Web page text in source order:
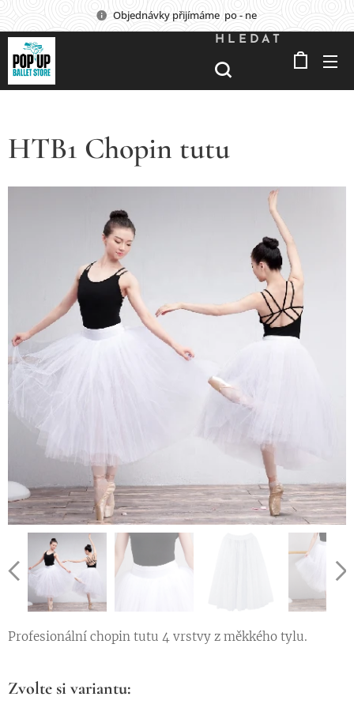
Objednávky přijímáme po - ne
HLEDAT
HTB1 Chopin tutu
Profesionální chopin tutu 4 vrstvy z měkkého tylu.
Zvolte si variantu: